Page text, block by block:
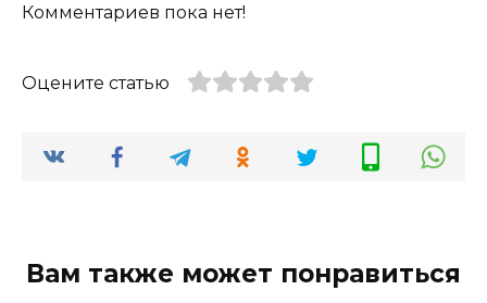
Комментариев пока нет!
Оцените статью
Вам также может понравиться